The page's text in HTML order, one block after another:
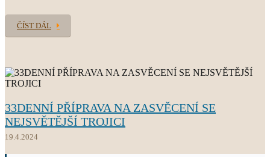
ČÍST DÁL
33DENNÍ PŘÍPRAVA NA ZASVĚCENÍ SE
NEJSVĚTĚJŠÍ TROJICI
19.4.2024